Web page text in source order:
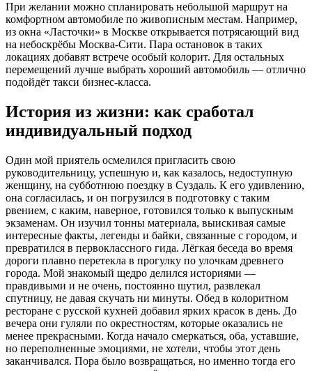
При желании можно спланировать небольшой маршрут на
комфортном автомобиле по живописным местам. Например,
из окна «Ласточки» в Москве открывается потрясающий вид
на небоскрёбы Москва-Сити. Пара остановок в таких
локациях добавят встрече особый колорит. Для остальных
перемещений лучше выбрать хороший автомобиль — отлично
подойдёт такси бизнес-класса.
История из жизни: как сработал
индивидуальный подход
Один мой приятель осмелился пригласить свою
руководительницу, успешную и, как казалось, недоступную
женщину, на субботнюю поездку в Суздаль. К его удивлению,
она согласилась, и он погрузился в подготовку с таким
рвением, с каким, наверное, готовился только к выпускным
экзаменам. Он изучил тонны материала, выискивая самые
интересные факты, легенды и байки, связанные с городом, и
превратился в первоклассного гида. Лёгкая беседа во время
дороги плавно перетекла в прогулку по улочкам древнего
города. Мой знакомый щедро делился историями —
правдивыми и не очень, постоянно шутил, развлекал
спутницу, не давая скучать ни минуты. Обед в колоритном
ресторане с русской кухней добавил ярких красок в день. До
вечера они гуляли по окрестностям, которые оказались не
менее прекрасными. Когда начало смеркаться, оба, уставшие,
но переполненные эмоциями, не хотели, чтобы этот день
заканчивался. Пора было возвращаться, но именно тогда его